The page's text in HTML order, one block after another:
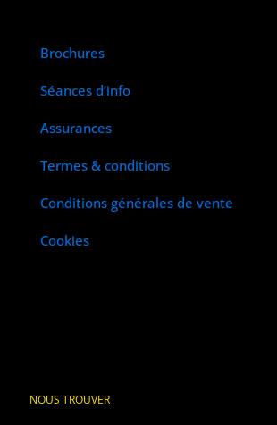
Brochures
Séances d’info
Assurances
Termes & conditions
Conditions générales de vente
Cookies
NOUS TROUVER